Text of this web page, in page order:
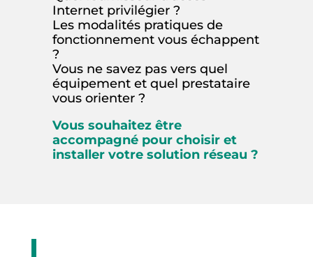
Internet privilégier ?
Les modalités pratiques de
fonctionnement vous échappent
?
Vous ne savez pas vers quel
équipement et quel prestataire
vous orienter ?
Vous souhaitez être
accompagné pour choisir et
installer votre solution réseau ?